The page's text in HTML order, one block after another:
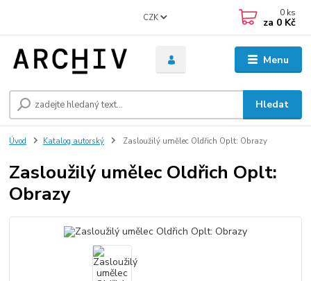
Menu
CZK
Hledat
0 ks
za 0 Kč
Úvod Katalog autorský Zasloužilý umělec Oldřich Oplt: Obrazy
Zasloužilý umělec Oldřich Oplt:
Obrazy